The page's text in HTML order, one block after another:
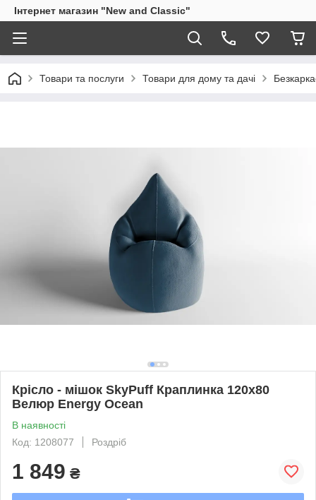
Інтернет магазин "New and Classic"
Товари та послуги Товари для дому та дачі
Крісло - мішок SkyPuff Краплинка 120х80
Велюр Energy Ocean
В наявності
Код: 1208077
Роздріб
1 849 ₴